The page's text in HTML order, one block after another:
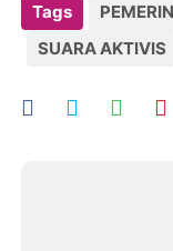
Tags
SUARA AKTIVIS